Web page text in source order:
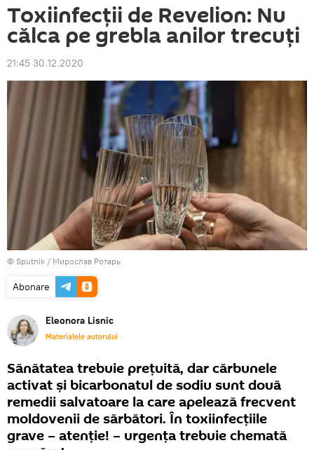
Toxiinfecții de Revelion: Nu
călca pe grebla anilor trecuți
21:45 30.12.2020
© Sputnik / Мирослав Ротарь
Abonare
Eleonora Lisnic
Materialele autorului
Sănătatea trebuie prețuită, dar cărbunele
activat și bicarbonatul de sodiu sunt două
remedii salvatoare la care apelează frecvent
moldovenii de sărbători. În toxiinfecțiile
grave – atenție! – urgența trebuie chemată